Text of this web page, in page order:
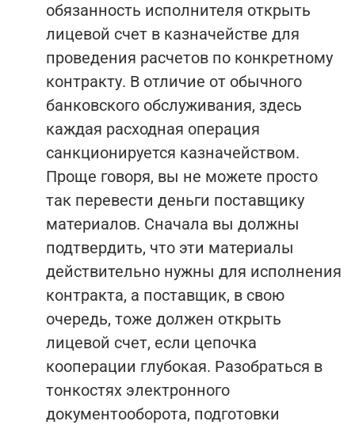
обязанность исполнителя открыть
лицевой счет в казначействе для
проведения расчетов по конкретному
контракту. В отличие от обычного
банковского обслуживания, здесь
каждая расходная операция
санкционируется казначейством.
Проще говоря, вы не можете просто
так перевести деньги поставщику
материалов. Сначала вы должны
подтвердить, что эти материалы
действительно нужны для исполнения
контракта, а поставщик, в свою
очередь, тоже должен открыть
лицевой счет, если цепочка
кооперации глубокая. Разобраться в
тонкостях электронного
документооборота, подготовки